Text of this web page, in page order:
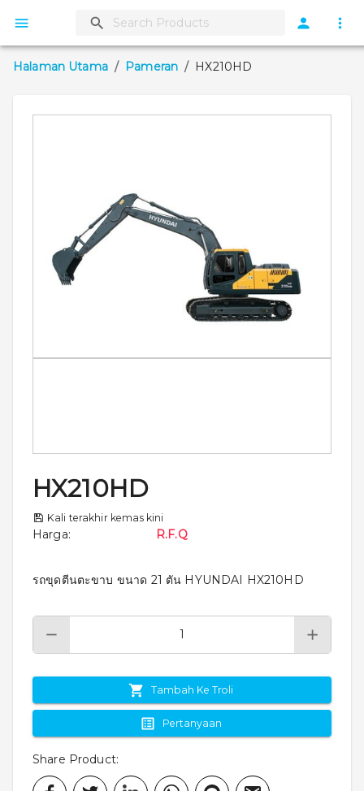
Halaman Utama / Pameran / HX210HD
HX210HD
Kali terakhir kemas kini
Harga: R.F.Q
รถขุดตีนตะขาบ ขนาด 21 ตัน HYUNDAI HX210HD
Tambah Ke Troli
Pertanyaan
Share Product: